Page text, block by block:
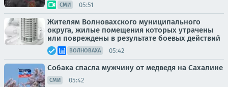
СМИ 05:51
Жителям Волновахского муниципального
округа, жилые помещения которых утрачены
или повреждены в результате боевых действий
ВОЛНОВАХА 05:42
Собака спасла мужчину от медведя на Сахалине
СМИ 05:42